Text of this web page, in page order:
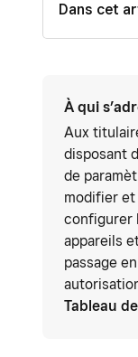
Dans cet
À qui
Aux
disposant
de
modifier et
configurer
appareils
passage
Tableau